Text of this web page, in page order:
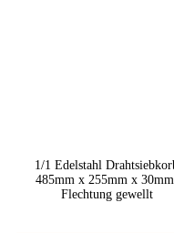
1/1 Edelstahl
485mm x 255mm x 30mm,
Flechtung gewellt